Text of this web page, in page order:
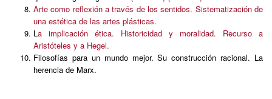
Arte como reflexión a través de los sentidos. Sistematización de
una estética de las artes plásticas.
L a implicación ética. Historicidad y moralidad. Recurso a
Aristóteles y a Hegel.
Filosofías para un mundo mejor. Su construcción racional. La
herencia de Marx.